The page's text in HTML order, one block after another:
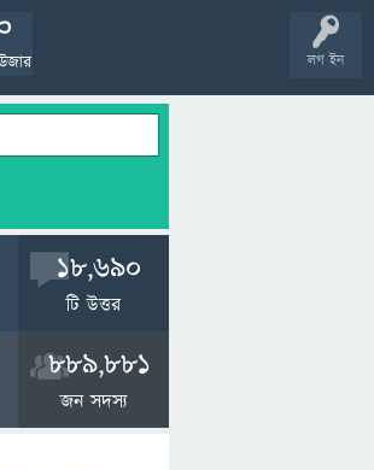
লগ ইন
18,690
টি উত্তর
889,881
জন সদস্য